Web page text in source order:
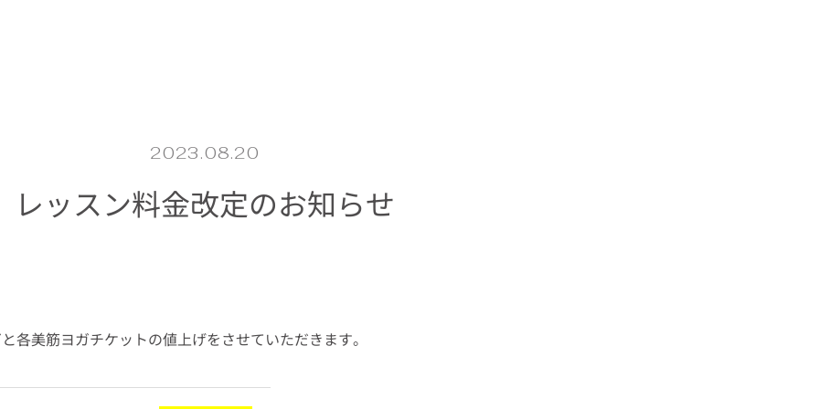
2023.08.20
レッスン料金改定のお知らせ
各美筋ヨガチケットの値上げをさせていただきます。